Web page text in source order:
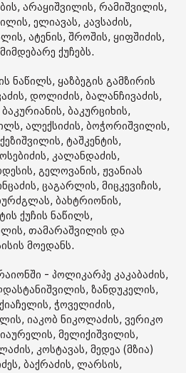
არაყიშვილის, რამიშვილის,
ელიავას, კავსაძის,
ატენის, შროშის, ყიფშიძის,
ქუჩებს.
ნაწილს, ყაზბეგის გამზირის
დოლიძის, ბალანჩივაძის,
ბაკურციხის,
ალექსიძის, ბოჭორიშვილის,
ტაშკენტის,
კალანდაძის,
გელოვანის, ჟვანიას
ცაგარლის, მიცკევიჩის,
ბახტრიონის,
ქუჩის ნაწილს,
თამარაშვილის და
მოედანს.
- პოლიკარპე კაკაბაძის,
ზანდუკელის,
ჭოველიძის,
იაკობ ნიკოლაძის, ვერიკო
მელიქიშვილის,
კოსტავას, მედეა (მზია)
ბაქრაძის, ლარსის,